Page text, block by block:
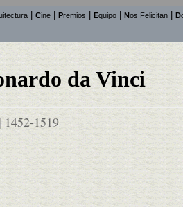
Cine Premios Equipo Nos Felicitan D
da Vinci
1519